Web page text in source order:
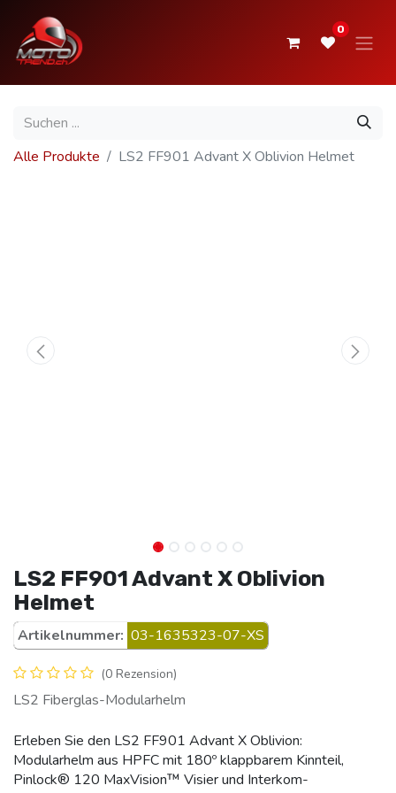
0
Alle Produkte LS2 FF901 Advant X Oblivion Helmet
LS2 FF901 Advant X Oblivion
Helmet
Artikelnummer: 03-1635323-07-XS
(0 Rezension)
LS2 Fiberglas-Modularhelm
Erleben Sie den LS2 FF901 Advant X Oblivion:
Modularhelm aus HPFC mit 180º klappbarem Kinnteil,
Pinlock® 120 MaxVision™ Visier und Interkom-